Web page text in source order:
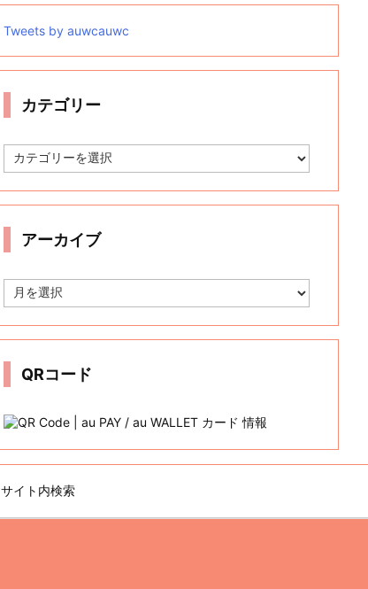
Tweets by auwcauwc
カテゴリー
テ
リ
アーカイブ
ー
イ
QRコード
サイト内検索